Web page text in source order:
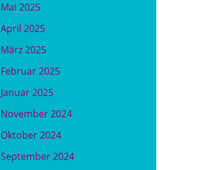
Mai 2025
April 2025
März 2025
Februar 2025
Januar 2025
November 2024
Oktober 2024
September 2024